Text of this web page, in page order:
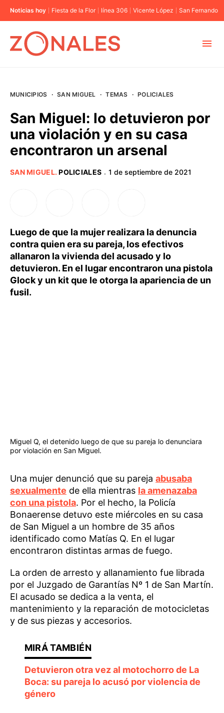
Noticias hoy Fiesta de la Flor línea 306 Vicente López San Fernando
BUENOS AIRES
MUNICIPIOS · SAN MIGUEL · TEMAS · POLICIALES
San Miguel: lo detuvieron por
una violación y en su casa
encontraron un arsenal
SAN MIGUEL.POLICIALES · 1 de septiembre de 2021
Luego de que la mujer realizara la denuncia
contra quien era su pareja, los efectivos
allanaron la vivienda del acusado y lo
detuvieron. En el lugar encontraron una pistola
Glock y un kit que le otorga la apariencia de un
fusil.
Miguel Q, el detenido luego de que su pareja lo denunciara
por violación en San Miguel.
Una mujer denunció que su pareja abusaba
sexualmente de ella mientras la amenazaba
con una pistola. Por el hecho, la Policía
Bonaerense detuvo este miércoles en su casa
de San Miguel a un hombre de 35 años
identificado como Matías Q. En el lugar
encontraron distintas armas de fuego.
La orden de arresto y allanamiento fue librada
por el Juzgado de Garantías Nº 1 de San Martín.
El acusado se dedica a la venta, el
mantenimiento y la reparación de motocicletas
y de sus piezas y accesorios.
Detuvieron otra vez al motochorro de La
Boca: su pareja lo acusó por violencia de
género